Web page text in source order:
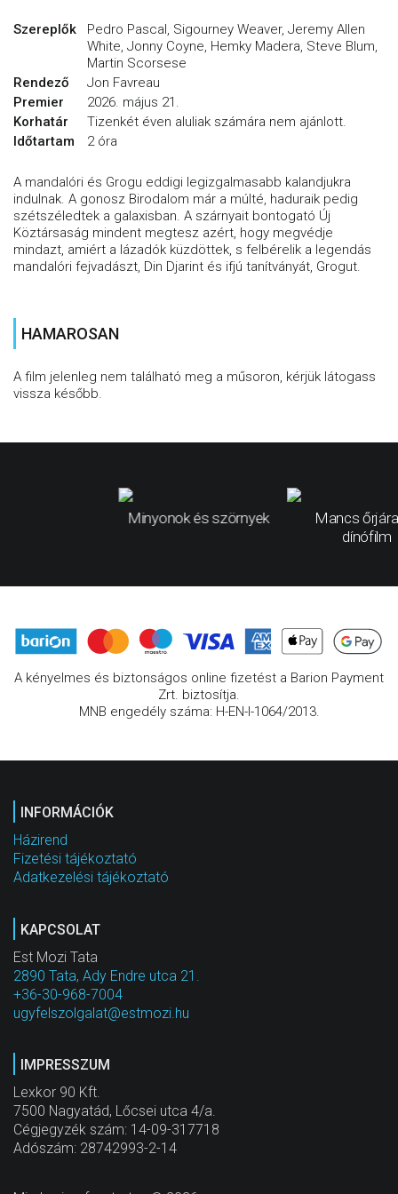
Szereplők
Pedro Pascal, Sigourney Weaver, Jeremy Allen
White, Jonny Coyne, Hemky Madera, Steve Blum,
Martin Scorsese
Rendező
Jon Favreau
Premier
2026. május 21.
Korhatár
Tizenkét éven aluliak számára nem ajánlott.
Időtartam
2 óra
A mandalóri és Grogu eddigi legizgalmasabb kalandjukra
indulnak. A gonosz Birodalom már a múlté, haduraik pedig
szétszéledtek a galaxisban. A szárnyait bontogató Új
Köztársaság mindent megtesz azért, hogy megvédje
mindazt, amiért a lázadók küzdöttek, s felbérelik a legendás
mandalóri fejvadászt, Din Djarint és ifjú tanítványát, Grogut.
HAMAROSAN
A film jelenleg nem található meg a műsoron, kérjük látogass
vissza később.
Minyonok és szörnyek
Mancs
dínófilm
A kényelmes és biztonságos online fizetést a Barion Payment
Zrt. biztosítja.
MNB engedély száma: H-EN-I-1064/2013.
INFORMÁCIÓK
Házirend
Fizetési tájékoztató
Adatkezelési tájékoztató
KAPCSOLAT
Est Mozi Tata
2890 Tata, Ady Endre utca 21.
+36-30-968-7004
ugyfelszolgalat@estmozi.hu
IMPRESSZUM
Lexkor 90 Kft.
7500 Nagyatád, Lőcsei utca 4/a.
Cégjegyzék szám: 14-09-317718
Adószám: 28742993-2-14